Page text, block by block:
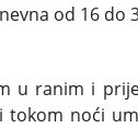
od 16 do
u ranim i
noći